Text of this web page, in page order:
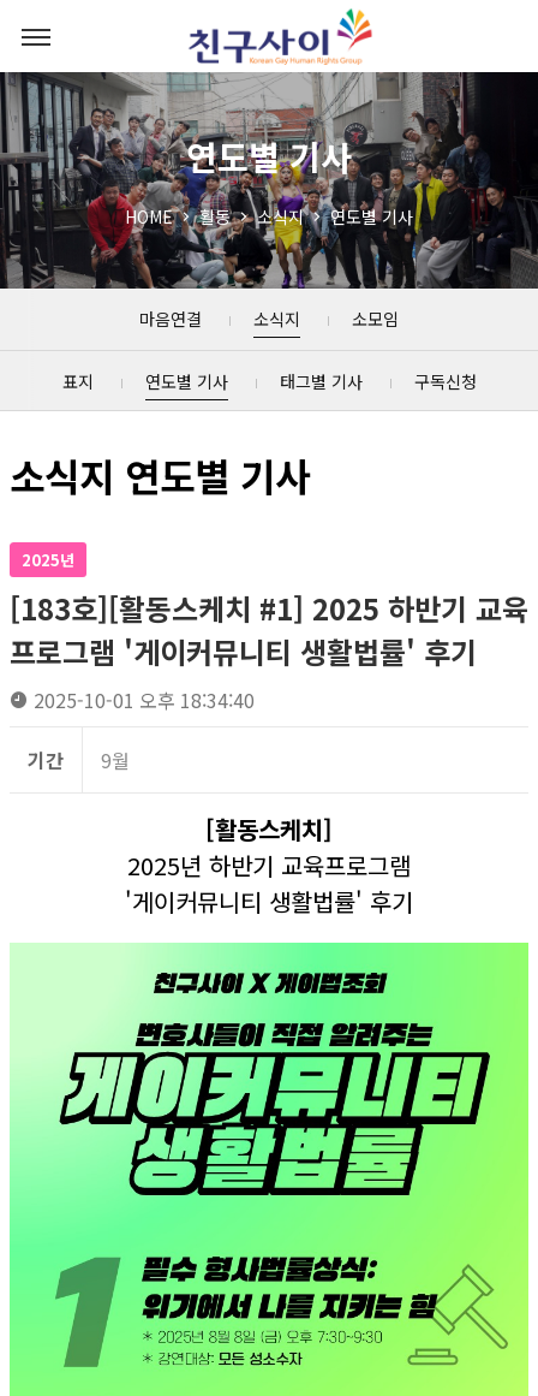
연도별 기사
HOME 활동 소식지 연도별 기사
마음연결 소식지 소모임
표지 연도별 기사 태그별 기사 구독신청
소식지 연도별 기사
2025년
[183호][활동스케치 #1] 2025 하반기 교육
프로그램 '게이커뮤니티 생활법률' 후기
2025-10-01 오후 18:34:40
기간 9월
[활동스케치]
2025년 하반기 교육프로그램
'게이커뮤니티 생활법률' 후기